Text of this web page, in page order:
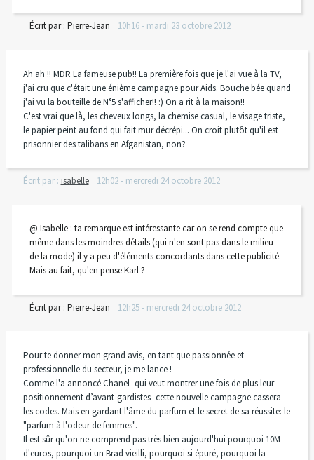
Écrit par : Pierre-Jean 10h16- mardi 23 octobre 2012
Ah ah !! MDR La fameuse pub!! La première fois que je l'ai vue à la TV,
j'ai cru que c'était une énième campagne pour Aids. Bouche bée quand
j'ai vu la bouteille de N°5 s'afficher!! :) On a rit à la maison!!
C'est vrai que là, les cheveux longs, la chemise casual, le visage triste,
le papier peint au fond qui fait mur décrépi... On croit plutôt qu'il est
prisonnier des talibans en Afganistan, non?
Écrit par : isabelle 12h02- mercredi 24 octobre 2012
@ Isabelle : ta remarque est intéressante car on se rend compte que
même dans les moindres détails (qui n'en sont pas dans le milieu
de la mode) il y a peu d'éléments concordants dans cette publicité.
Mais au fait, qu'en pense Karl ?
Écrit par : Pierre-Jean 12h25- mercredi 24 octobre 2012
Pour te donner mon grand avis, en tant que passionnée et
professionnelle du secteur, je me lance !
Comme l'a annoncé Chanel -qui veut montrer une fois de plus leur
positionnement d’avant-gardistes- cette nouvelle campagne cassera
les codes. Mais en gardant l'âme du parfum et le secret de sa réussite: le
"parfum à l'odeur de femmes".
Il est sûr qu'on ne comprend pas très bien aujourd'hui pourquoi 10M
d'euros, pourquoi un Brad vieilli, pourquoi si épuré, pourquoi la